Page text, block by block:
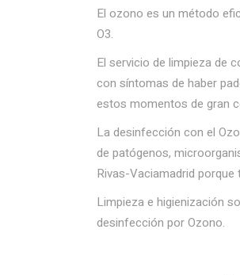
El ozono es un método
O3.
El servicio de limpieza de
con síntomas de haber
estos momentos de gran
La desinfección con el
de patógenos,
Rivas-Vaciamadrid
Limpieza e higienización
desinfección por Ozono.